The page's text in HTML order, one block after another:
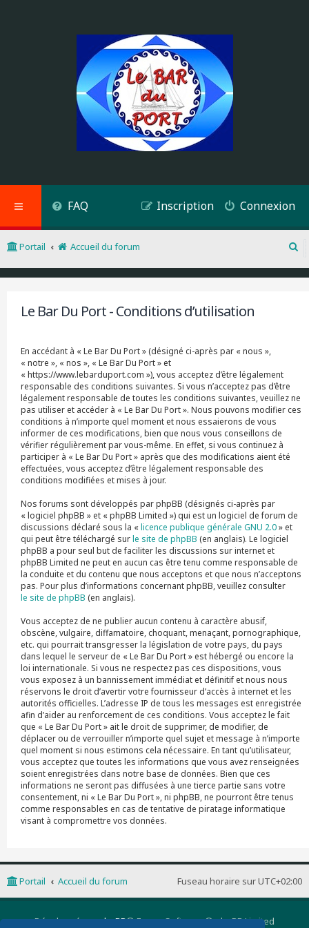
FAQ Connexion
Inscription
Portail
Accueil du forum
e
Le Bar Du Port - Conditions d’utilisation
En accédant à « Le Bar Du Port » (désigné ci-après par « nous »,
« notre », « nos », « Le Bar Du Port » et
« https://www.lebarduport.com »), vous acceptez d’être légalement
responsable des conditions suivantes. Si vous n’acceptez pas d’être
légalement responsable de toutes les conditions suivantes, veuillez ne
pas utiliser et accéder à « Le Bar Du Port ». Nous pouvons modifier ces
conditions à n’importe quel moment et nous essaierons de vous
informer de ces modifications, bien que nous vous conseillons de
vérifier régulièrement par vous-même. En effet, si vous continuez à
participer à « Le Bar Du Port » après que des modifications aient été
effectuées, vous acceptez d’être légalement responsable des
conditions modifiées et mises à jour.
Nos forums sont développés par phpBB (désignés ci-après par
« logiciel phpBB » et « phpBB Limited ») qui est un logiciel de forum de
discussions déclaré sous la « licence publique générale GNU 2.0» et
qui peut être téléchargé surle site de phpBB (en anglais). Le logiciel
phpBB a pour seul but de faciliter les discussions sur internet et
phpBB Limited ne peut en aucun cas être tenu comme responsable de
la conduite et du contenu que nous acceptons et que nous n’acceptons
pas. Pour plus d’informations concernant phpBB, veuillez consulter
le site de phpBB (en anglais).
Vous acceptez de ne publier aucun contenu à caractère abusif,
obscène, vulgaire, diffamatoire, choquant, menaçant, pornographique,
etc. qui pourrait transgresser la législation de votre pays, du pays
dans lequel le serveur de « Le Bar Du Port » est hébergé ou encore la
loi internationale. Si vous ne respectez pas ces dispositions, vous
vous exposez à un bannissement immédiat et définitif et nous nous
réservons le droit d’avertir votre fournisseur d’accès à internet et les
autorités officielles. L’adresse IP de tous les messages est enregistrée
afin d’aider au renforcement de ces conditions. Vous acceptez le fait
que « Le Bar Du Port » ait le droit de supprimer, de modifier, de
déplacer ou de verrouiller n’importe quel sujet et message à n’importe
quel moment si nous estimons cela nécessaire. En tant qu’utilisateur,
vous acceptez que toutes les informations que vous avez renseignées
soient enregistrées dans notre base de données. Bien que ces
informations ne seront pas diffusées à une tierce partie sans votre
consentement, ni « Le Bar Du Port », ni phpBB, ne pourront être tenus
comme responsables en cas de tentative de piratage informatique
visant à compromettre vos données.
Fuseau horaire surUTC+02:00
Portail Accueil du forum
Développé parphpBB® Forum Software © phpBB Limited